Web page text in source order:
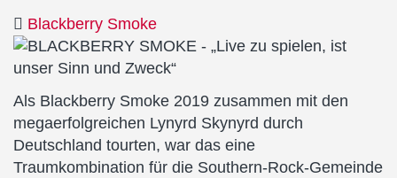
Blackberry Smoke
Als Blackberry Smoke 2019 zusammen mit den
megaerfolgreichen Lynyrd Skynyrd durch
Deutschland tourten, war das eine
Traumkombination für die Southern-Rock-Gemeinde